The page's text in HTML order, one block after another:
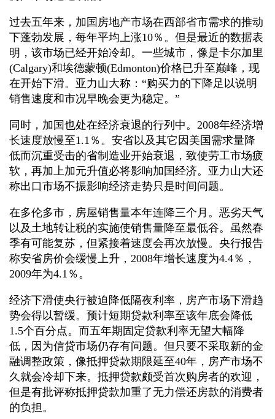
过去五年来，加国房地产市场在西部省市需求的推动
下蓬勃发展，每年平均上涨10％。但是最近的数据表
明，该市场已经开始冷却。一些城市，像是卡尔加里
(Calgary)和埃德蒙顿(Edmonton)价格已升至巅峰，现
在开始下滑。亚力山大称：“购买力的下降足以说明
销售速度和市况早晚会更为稳定。”
同时，加国也处在经济衰退的行列中。2008年经济增
长速度放慢至1.1％。安省以及其它因美国需求量降
低而沉重受击的省制造业开始衰退，致使劳工市场疲
软，再加上加元升值必将影响加国经济。亚力山大还
称出口市场不振影响经济走势只是时间问题。
在多伦多市，房屋销售量本年连降三个月。恶劣天气
以及土地转让税的实施使销售量降至最低谷。虽然春
季有可能复苏，但紧接着速度会再次放慢。央行报告
称安省房价会缓慢上升，2008年增长速度为4.4％，
2009年为4.1％。
经济下滑使央行被迫降低隔夜利率，房产市场下滑趋
势会得以暂缓。预计短期贷款利率至该年底会降低
1.5个百分点。而五年期固定贷款利率无望大幅降
低，因为信贷市场仍存有问题。但只要不采取新的金
融调整政策，像抵押贷款期限延至40年，房产市场不
久就会冷却下来。抵押贷款颇受首次购房者的欢迎，
但是有批评称抵押贷款加重了无力偿还房款的消费者
的负担。